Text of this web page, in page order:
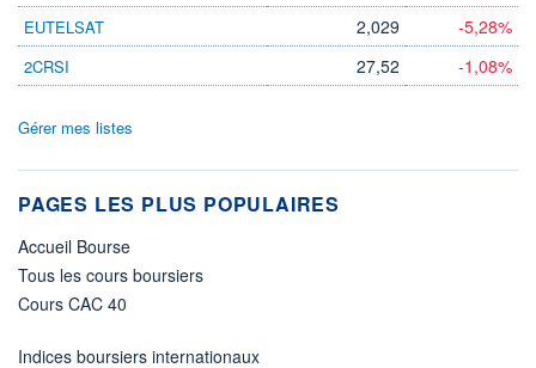
EUTELSAT 2,029 -5,28%
2CRSI 27,52 -1,08%
Gérer mes listes
PAGES LES PLUS POPULAIRES
Accueil Bourse
Tous les cours boursiers
Cours CAC 40
Indices boursiers internationaux